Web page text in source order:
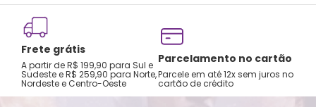
Não passar ou limpar a seco.
Frete grátis
A partir de R$ 199,90 para Sul e
Sudeste e R$ 259,90 para Norte,
Nordeste e Centro-Oeste
Parcelamento no cartão
Parcele em até 12x sem juros no
cartão de crédito